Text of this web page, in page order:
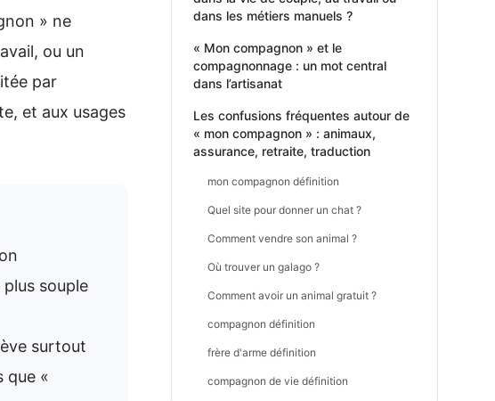
» ne
ou un
par
et aux usages
souple
surtout
que «
dans les métiers manuels ?
« Mon compagnon » et le
compagnonnage : un mot central
dans l’artisanat
Les confusions fréquentes autour de
« mon compagnon » : animaux,
assurance, retraite, traduction
mon compagnon définition
Quel site pour donner un chat ?
Comment vendre son animal ?
Où trouver un galago ?
Comment avoir un animal gratuit ?
compagnon définition
frère d'arme définition
compagnon de vie définition